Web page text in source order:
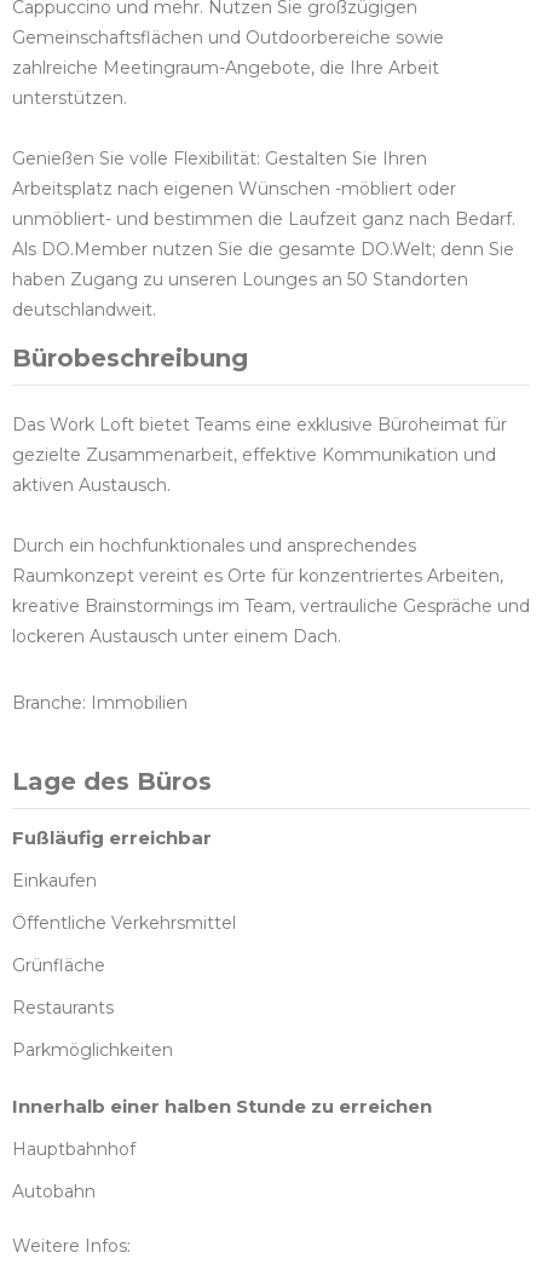
Cappuccino und mehr. Nutzen Sie großzügigen
Gemeinschaftsflächen und Outdoorbereiche sowie
zahlreiche Meetingraum-Angebote, die Ihre Arbeit
unterstützen.
Genießen Sie volle Flexibilität: Gestalten Sie Ihren
Arbeitsplatz nach eigenen Wünschen -möbliert oder
unmöbliert- und bestimmen die Laufzeit ganz nach Bedarf.
Als DO.Member nutzen Sie die gesamte DO.Welt; denn Sie
haben Zugang zu unseren Lounges an 50 Standorten
deutschlandweit.
Bürobeschreibung
Das Work Loft bietet Teams eine exklusive Büroheimat für
gezielte Zusammenarbeit, effektive Kommunikation und
aktiven Austausch.
Durch ein hochfunktionales und ansprechendes
Raumkonzept vereint es Orte für konzentriertes Arbeiten,
kreative Brainstormings im Team, vertrauliche Gespräche und
lockeren Austausch unter einem Dach.
Branche: Immobilien
Lage des Büros
Fußläufig erreichbar
Einkaufen
Öffentliche Verkehrsmittel
Grünfläche
Restaurants
Parkmöglichkeiten
Innerhalb einer halben Stunde zu erreichen
Hauptbahnhof
Autobahn
Weitere Infos: